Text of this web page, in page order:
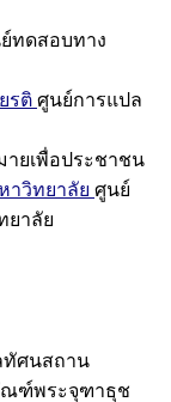
ทดสอบทาง
รติ ศูนย์การแปล
ยเพื่อประชาชน
าวิทยาลัย ศูนย์
ยาลัย
ศนสถาน
ฑ์พระจุฑาธุช